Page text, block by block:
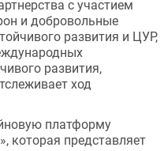
с участием
и добровольные
развития и ЦУР,
развития,
ход
платформу
которая представляет